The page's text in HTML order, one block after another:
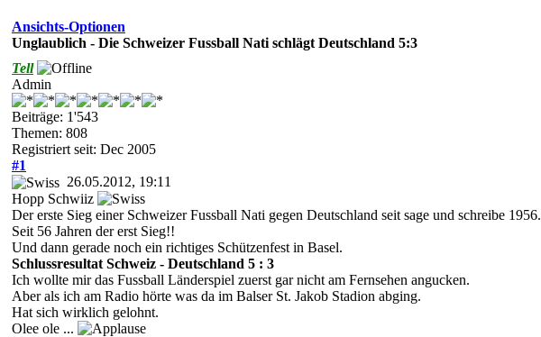
Ansichts-Optionen
Unglaublich - Die Schweizer Fussball Nati schlägt Deutschland 5:3
Tell
Admin
Beiträge: 1'543
Themen: 808
Registriert seit: Dec 2005
#1
26.05.2012, 19:11
Hopp Schwiiz
Der erste Sieg einer Schweizer Fussball Nati gegen Deutschland seit sage und schreibe 1956.
Seit 56 Jahren der erst Sieg!!
Und dann gerade noch ein richtiges Schützenfest in Basel.
Schlussresultat Schweiz - Deutschland 5 : 3
Ich wollte mir das Fussball Länderspiel zuerst gar nicht am Fernsehen angucken.
Aber als ich am Radio hörte was da im Balser St. Jakob Stadion abging.
Hat sich wirklich gelohnt.
Olee ole ...